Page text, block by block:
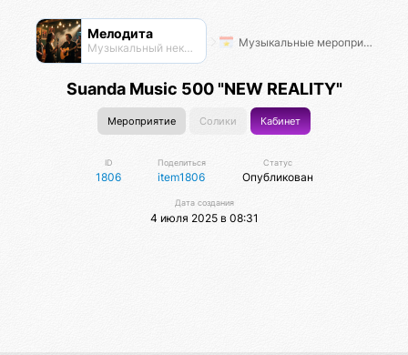
Мелодита
Музыкальный нексус Музыкальные мероприятия
Suanda Music 500 "NEW REALITY"
Мероприятие Солики Кабинет
ID
1806
Поделиться
item1806
Статус
Опубликован
Дата создания
4 июля 2025 в 08:31